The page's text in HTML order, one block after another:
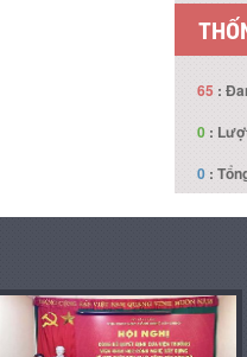
65 :
0 :
0 :